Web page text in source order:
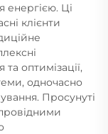
енергією. Ці
клієнти
оптимізації,
одночасно
Просунуті